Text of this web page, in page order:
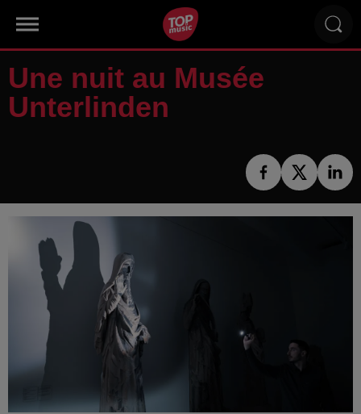
Une nuit au Musée
Unterlinden